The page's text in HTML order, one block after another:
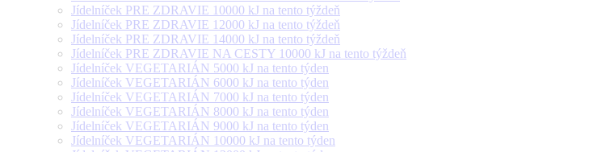
Jídelníček PRE ZDRAVIE 10000 kJ na tento týždeň
Jídelníček PRE ZDRAVIE 12000 kJ na tento týždeň
Jídelníček PRE ZDRAVIE 14000 kJ na tento týždeň
Jídelníček PRE ZDRAVIE NA CESTY 10000 kJ na tento týždeň
Jídelníček VEGETARIÁN 5000 kJ na tento týden
Jídelníček VEGETARIÁN 6000 kJ na tento týden
Jídelníček VEGETARIÁN 7000 kJ na tento týden
Jídelníček VEGETARIÁN 8000 kJ na tento týden
Jídelníček VEGETARIÁN 9000 kJ na tento týden
Jídelníček VEGETARIÁN 10000 kJ na tento týden